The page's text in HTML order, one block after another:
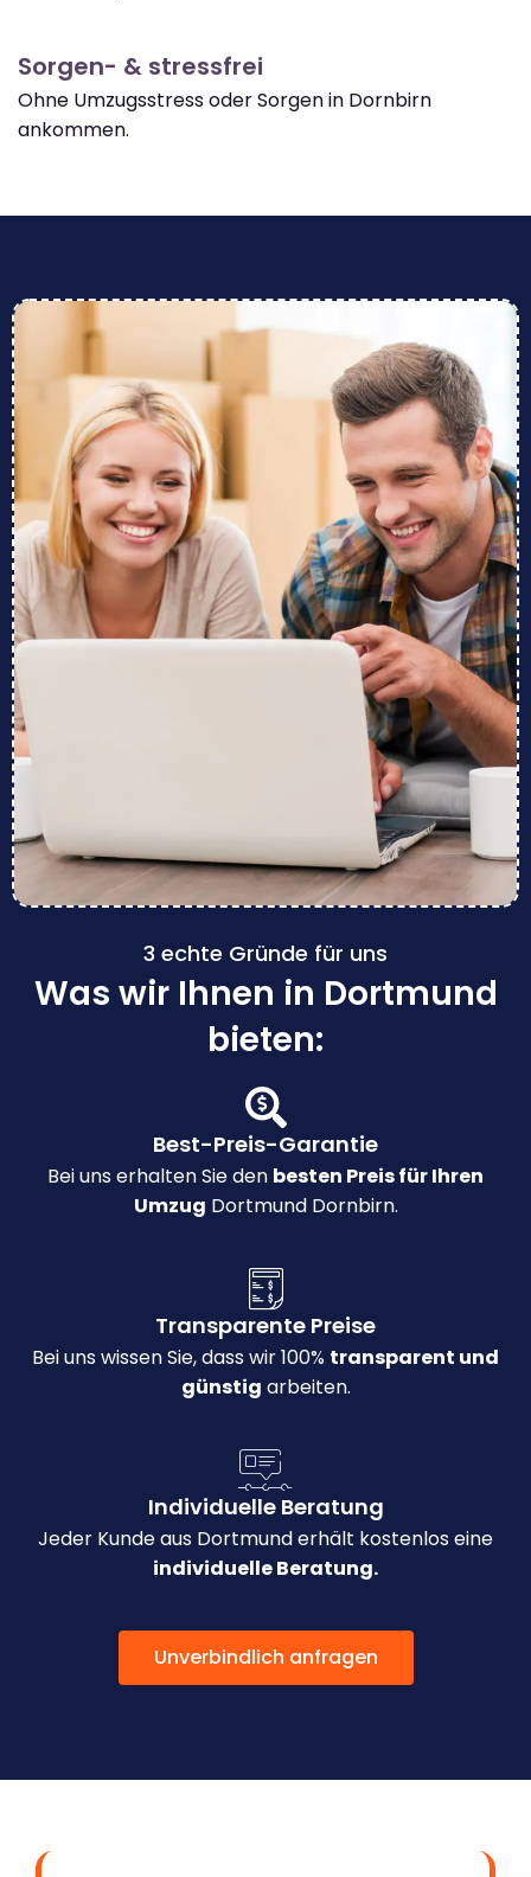
Sorgen- & stressfrei
Ohne Umzugsstress oder Sorgen in Dornbirn
ankommen.
3 echte Gründe für uns
Was wir Ihnen in Dortmund
bieten:
Best-Preis-Garantie
Bei uns erhalten Sie den besten Preis für Ihren
Umzug Dortmund Dornbirn.
Transparente Preise
Bei uns wissen Sie, dass wir 100% transparent und
günstig arbeiten.
Individuelle Beratung
Jeder Kunde aus Dortmund erhält kostenlos eine
individuelle Beratung.
Unverbindlich anfragen